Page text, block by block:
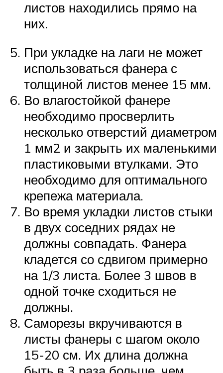
листов находились прямо на
них.
При укладке на лаги не может
использоваться фанера с
толщиной листов менее 15 мм.
Во влагостойкой фанере
необходимо просверлить
несколько отверстий диаметром
1 мм2 и закрыть их маленькими
пластиковыми втулками. Это
необходимо для оптимального
крепежа материала.
Во время укладки листов стыки
в двух соседних рядах не
должны совпадать. Фанера
кладется со сдвигом примерно
на 1/3 листа. Более 3 швов в
одной точке сходиться не
должны.
Саморезы вкручиваются в
листы фанеры с шагом около
15-20 см. Их длина должна